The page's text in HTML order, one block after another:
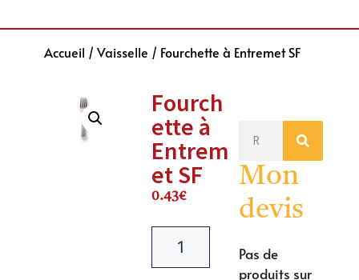
Accueil / Vaisselle / Fourchette à Entremet SF
Fourch
ette à
Entrem
et SF
0.43€
Mon
devis
Pas de
produits sur